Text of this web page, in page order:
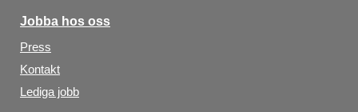
Jobba hos oss
Press
Kontakt
Lediga jobb